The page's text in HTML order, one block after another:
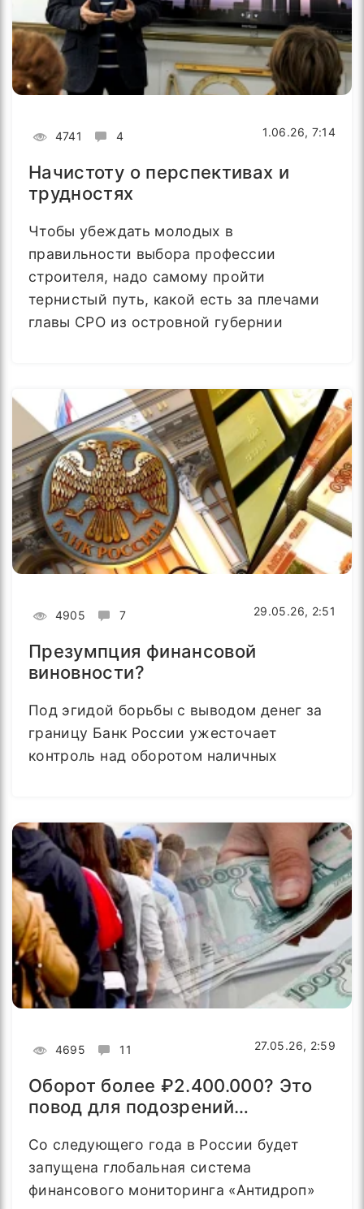
4741 4 1.06.26, 7:14
Начистоту о перспективах и
трудностях
Чтобы убеждать молодых в
правильности выбора профессии
строителя, надо самому пройти
тернистый путь, какой есть за плечами
главы СРО из островной губернии
4905 7 29.05.26, 2:51
Презумпция финансовой
виновности?
Под эгидой борьбы с выводом денег за
границу Банк России ужесточает
контроль над оборотом наличных
4695 11 27.05.26, 2:59
Оборот более ₽2.400.000? Это
повод для подозрений…
Со следующего года в России будет
запущена глобальная система
финансового мониторинга «Антидроп»